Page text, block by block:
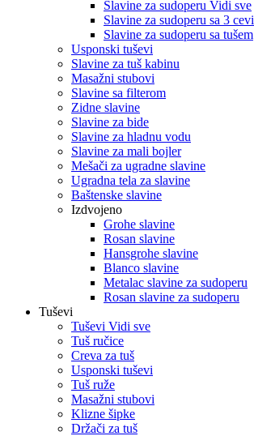
Slavine za sudoperu Vidi sve
Slavine za sudoperu sa 3 cevi
Slavine za sudoperu sa tušem
Usponski tuševi
Slavine za tuš kabinu
Masažni stubovi
Slavine sa filterom
Zidne slavine
Slavine za bide
Slavine za hladnu vodu
Slavine za mali bojler
Mešači za ugradne slavine
Ugradna tela za slavine
Baštenske slavine
Izdvojeno
Grohe slavine
Rosan slavine
Hansgrohe slavine
Blanco slavine
Metalac slavine za sudoperu
Rosan slavine za sudoperu
Tuševi
Tuševi Vidi sve
Tuš ručice
Creva za tuš
Usponski tuševi
Tuš ruže
Masažni stubovi
Klizne šipke
Držači za tuš